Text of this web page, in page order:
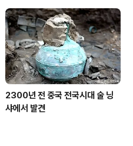
2300년 전 중국 전국시대 술 닝
샤에서 발견